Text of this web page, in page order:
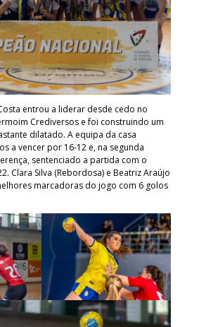
entrou a liderar desde cedo no
Crediversos e foi construindo um
dilatado. A equipa da casa
a vencer por 16-12 e, na segunda
sentenciado a partida com o
Clara Silva (Rebordosa) e Beatriz Araújo
marcadoras do jogo com 6 golos